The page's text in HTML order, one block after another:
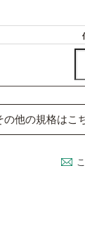
の他の規格はこ